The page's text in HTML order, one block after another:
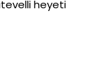
heyeti